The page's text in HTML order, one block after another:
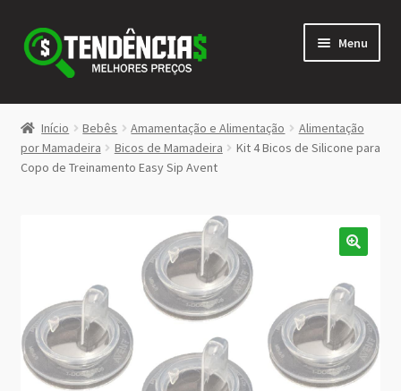
Pular
para
navegação
Pular
para
conteúdo
Menu
LOJA
<>
Início Bebês Amamentação e Alimentação
Alimentação
por Mamadeira
Bicos de Mamadeira
Kit 4 Bicos de Silicone para
Copo de Treinamento Easy Sip Avent